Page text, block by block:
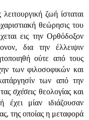
ζωή ίσταται
θεώρησις του
εις την Ορθόδοξον
δια την έλλειψιν
ούτε από τους
των φιλοσοφικών και
των από την
σχέσεις θεολογίας και
μίαν ιδιάζουσαν
της οποίας η μεταφορά